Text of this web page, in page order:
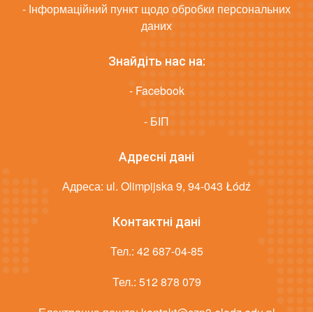
- Інформаційний пункт щодо обробки персональних
даних
Знайдіть нас на:
- Facebook
- БІП
Адресні дані
Адреса: ul. Olimpijska 9, 94-043 Łódź
Контактні дані
Тел.: 42 687-04-85
Тел.: 512 878 079